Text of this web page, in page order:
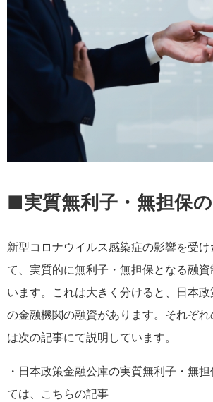
■実質無利子・無担保
新型コロナウイルス感染症の影響を受
て、実質的に無利子・無担保となる融
います。これは大きく分けると、日本
の金融機関の融資があります。それぞ
は次の記事にて説明しています。
・日本政策金融公庫の実質無利子・無
ては、こちらの記事